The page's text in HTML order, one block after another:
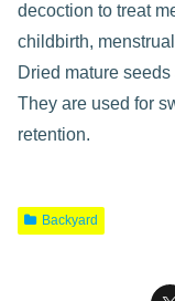
decoction to treat
childbirth,
Dried mature
They are used for
retention.
Backyard